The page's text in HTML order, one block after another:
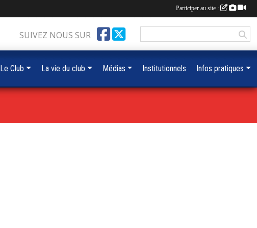
SUIVEZ NOUS SUR
Le Club La vie du club Médias Institutionnels Infos pratiques
Participer au site :